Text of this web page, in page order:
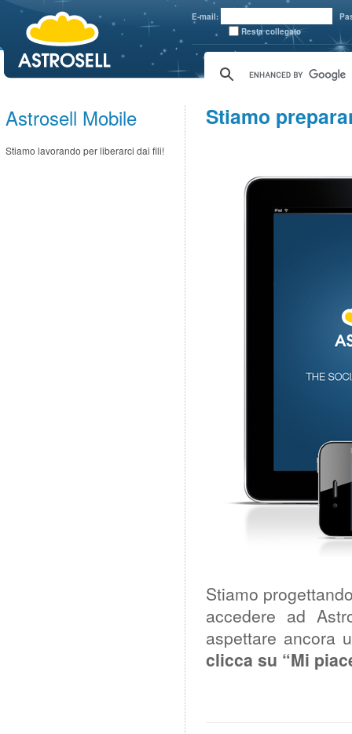
E-mail:
Resta collegato
Astrosell Mobile
Stiamo lavorando per liberarci dai fili!
Stiamo
Stiamo
accedere ad
aspettare ancora
clicca su “Mi